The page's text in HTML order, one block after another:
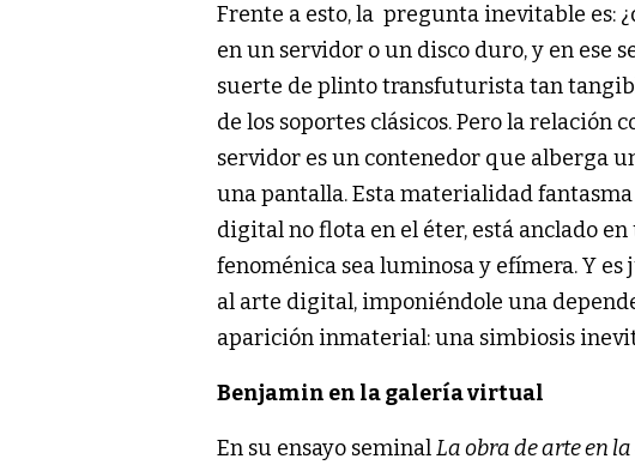
Frente a esto, la pregunta inevitable es:
en un servidor o un disco duro, y en ese
suerte de plinto transfuturista tan
de los soportes clásicos. Pero la relación
servidor es un contenedor que alberga
una pantalla. Esta materialidad
digital no flota en el éter, está anclado
fenoménica sea luminosa y efímera. Y
al arte digital, imponiéndole una
aparición inmaterial: una simbiosis
Benjamin en la galería virtual
En su ensayo seminalLa obra de arte en